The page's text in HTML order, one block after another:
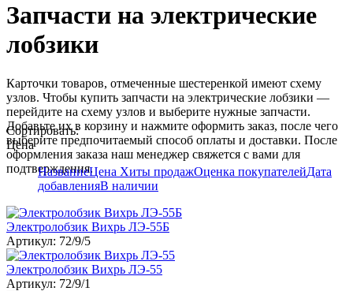
Запчасти на электрические
лобзики
Карточки товаров, отмеченные шестеренкой имеют схему
узлов. Чтобы купить запчасти на электрические лобзики —
перейдите на схему узлов и выберите нужные запчасти.
Добавьте их в корзину и нажмите оформить заказ, после чего
выберите предпочитаемый способ оплаты и доставки. После
оформления заказа наш менеджер свяжется с вами для
подтверждения.
Сортировать:
Цена
НазваниеЦена Хиты продажОценка покупателейДата
добавленияВ наличии
Электролобзик Вихрь ЛЭ-55Б
Артикул: 72/9/5
Электролобзик Вихрь ЛЭ-55
Артикул: 72/9/1